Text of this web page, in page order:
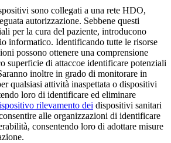
sono collegati a una rete HDO,
autorizzazione. Sebbene questi
per la cura del paziente, introducono
informatico. Identificando tutte le risorse
possono ottenere una comprensione
superficie di attaccoe identificare potenziali
inoltre in grado di monitorare in
qualsiasi attività inaspettata o dispositivi
loro di identificare ed eliminare
rilevamento dei dispositivi sanitari
alle organizzazioni di identificare
consentendo loro di adottare misure